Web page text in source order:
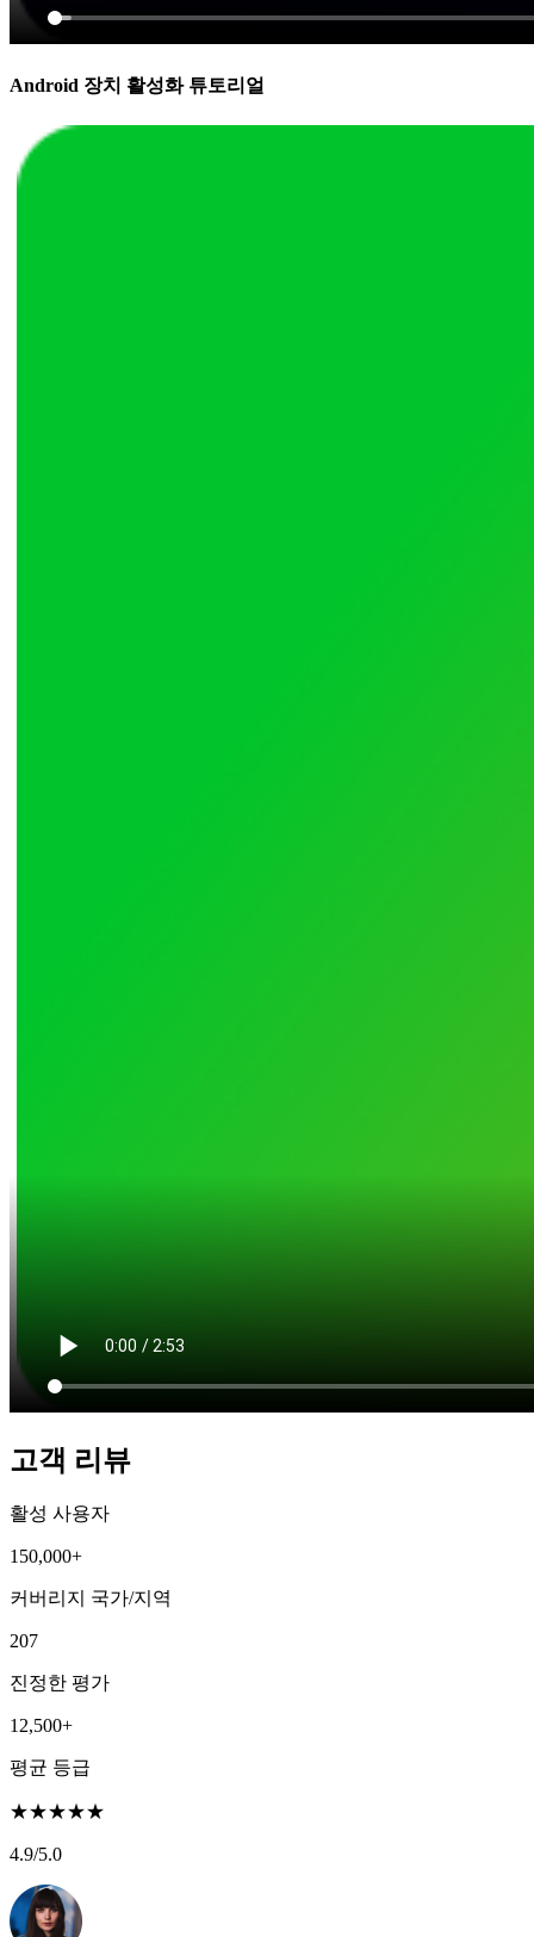
Android 장치 활성화 튜토리얼
고객 리뷰
활성 사용자
150,000+
커버리지 국가/지역
207
진정한 평가
12,500+
평균 등급
★★★★★
4.9/5.0